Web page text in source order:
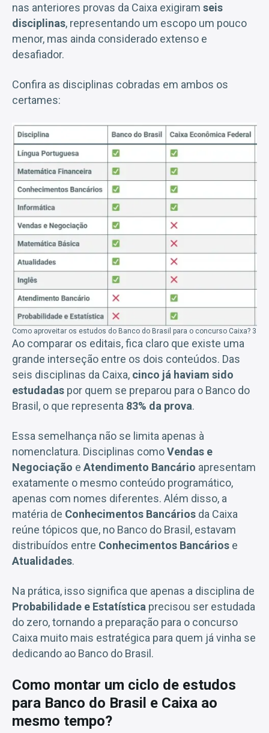
nas anteriores provas da Caixa exigiram seis
disciplinas, representando um escopo um pouco
menor, mas ainda considerado extenso e
desafiador.
Confira as disciplinas cobradas em ambos os
certames:
Como aproveitar os estudos do Banco do Brasil para o concurso Caixa? 3
Ao comparar os editais, fica claro que existe uma
grande interseção entre os dois conteúdos. Das
seis disciplinas da Caixa, cinco já haviam sido
estudadas por quem se preparou para o Banco do
Brasil, o que representa 83% da prova.
Essa semelhança não se limita apenas à
nomenclatura. Disciplinas comoVendas e
Negociação e Atendimento Bancário apresentam
exatamente o mesmo conteúdo programático,
apenas com nomes diferentes. Além disso, a
matéria de Conhecimentos Bancários da Caixa
reúne tópicos que, no Banco do Brasil, estavam
distribuídos entre Conhecimentos Bancários e
Atualidades.
Na prática, isso significa que apenas a disciplina de
Probabilidade e Estatística precisou ser estudada
do zero, tornando a preparação para o concurso
Caixa muito mais estratégica para quem já vinha se
dedicando ao Banco do Brasil.
Como montar um ciclo de estudos
para Banco do Brasil e Caixa ao
mesmo tempo?